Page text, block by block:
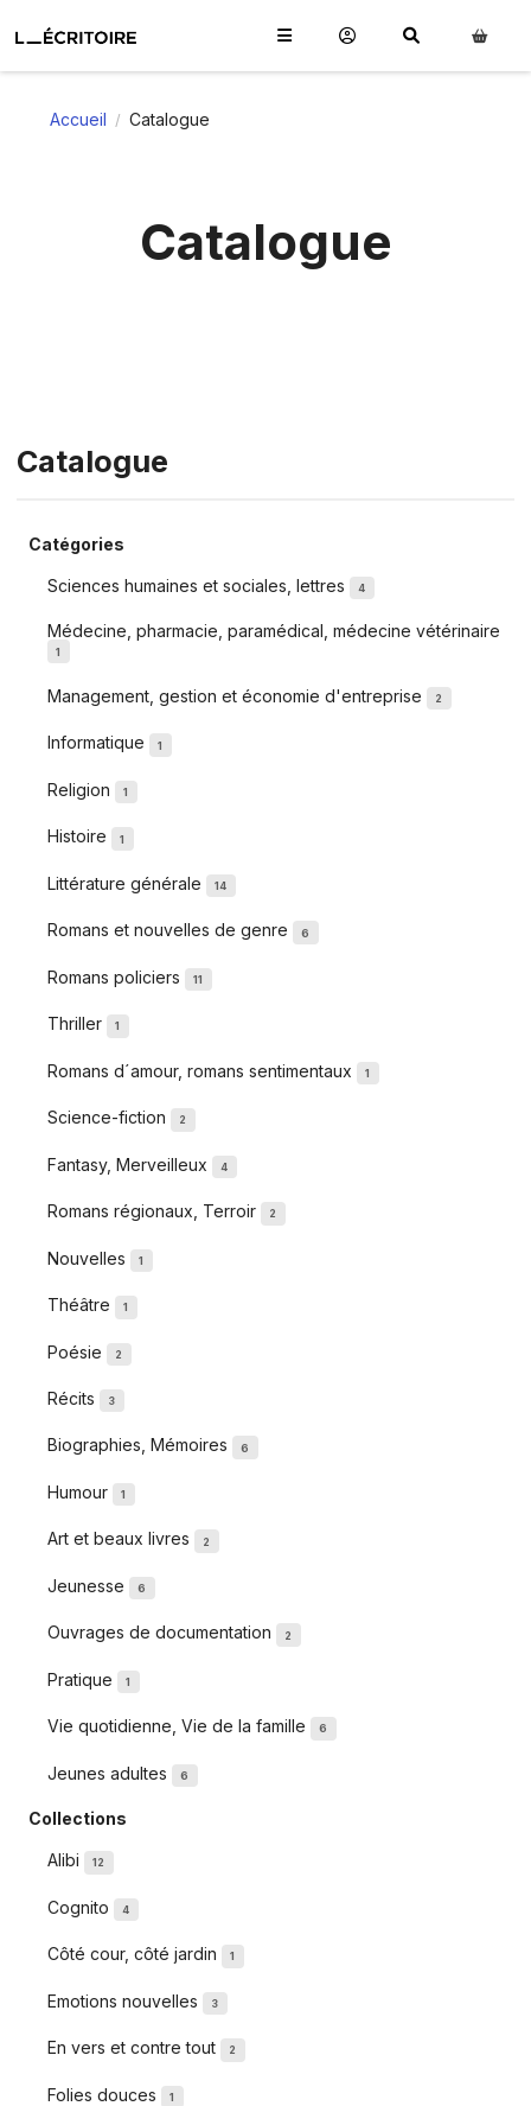
Accueil / Catalogue
Catalogue
Catalogue
Catégories
Sciences humaines et sociales, lettres 4
Médecine, pharmacie, paramédical, médecine vétérinaire
1
Management, gestion et économie d'entreprise 2
Informatique 1
Religion 1
Histoire 1
Littérature générale 14
Romans et nouvelles de genre 6
Romans policiers 11
Thriller 1
Romans d´amour, romans sentimentaux 1
Science-fiction 2
Fantasy, Merveilleux 4
Romans régionaux, Terroir 2
Nouvelles 1
Théâtre 1
Poésie 2
Récits 3
Biographies, Mémoires 6
Humour 1
Art et beaux livres 2
Jeunesse 6
Ouvrages de documentation 2
Pratique 1
Vie quotidienne, Vie de la famille 6
Jeunes adultes 6
Collections
Alibi 12
Cognito 4
Côté cour, côté jardin 1
Emotions nouvelles 3
En vers et contre tout 2
Folies douces 1